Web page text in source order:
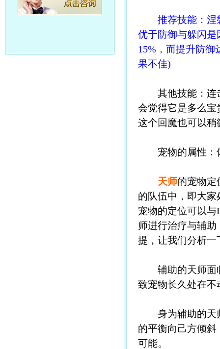
推荐技能：涅
优于防御与躲闪
15%，而提升防
果不佳)
其他技能：连击
会觉得它是多么
这个回魔也可以
宠物的属性：
天师的宠物定
的队伍中，即大家
宠物的定位可以与
师进行治疗与辅
提，让我们分析
辅助的天师面临
致宠物长久处在
身为辅助的天师
的平衡向己方倾
可能。